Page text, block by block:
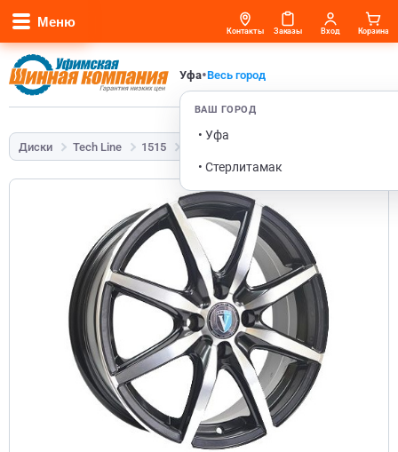
Меню
Уфа•Весь город
ВАШ ГОРОД
• Уфа
• Стерлитамак
Контакты Заказы Вход Корзина
Диски Tech Line 1515